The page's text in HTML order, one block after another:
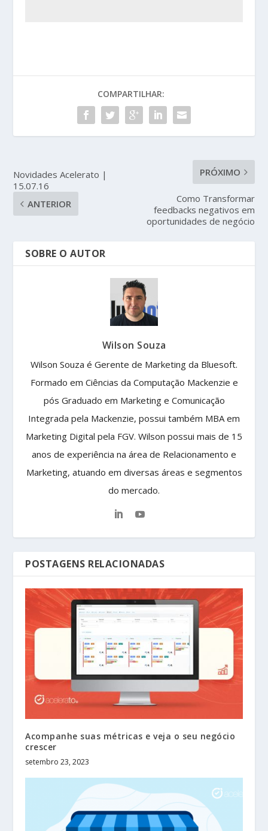
COMPARTILHAR:
Novidades Acelerato |
15.07.16
ANTERIOR
PRÓXIMO
Como Transformar
feedbacks negativos em
oportunidades de negócio
SOBRE O AUTOR
Wilson Souza
Wilson Souza é Gerente de Marketing da Bluesoft.
Formado em Ciências da Computação Mackenzie e
pós Graduado em Marketing e Comunicação
Integrada pela Mackenzie, possui também MBA em
Marketing Digital pela FGV. Wilson possui mais de 15
anos de experiência na área de Relacionamento e
Marketing, atuando em diversas áreas e segmentos
do mercado.
POSTAGENS RELACIONADAS
Acompanhe suas métricas e veja o seu negócio
crescer
setembro 23, 2023